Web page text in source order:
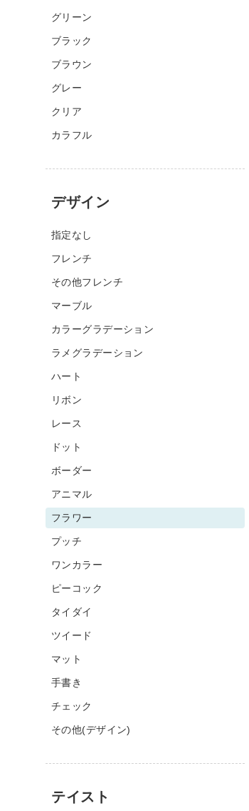
グリーン
ブラック
ブラウン
グレー
クリア
カラフル
デザイン
指定なし
フレンチ
その他フレンチ
マーブル
カラーグラデーション
ラメグラデーション
ハート
リボン
レース
ドット
ボーダー
アニマル
フラワー
プッチ
ワンカラー
ピーコック
タイダイ
ツイード
マット
手書き
チェック
その他(デザイン)
テイスト